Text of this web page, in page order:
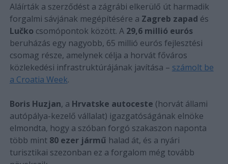
Aláírták a szerződést a zágrábi elkerülő út harmadik
forgalmi sávjának megépítésére a Zagreb zapad és
Lučko csomópontok között. A 29,6 millió eurós
beruházás egy nagyobb, 65 millió eurós fejlesztési
csomag része, amelynek célja a horvát főváros
közlekedési infrastruktúrájának javítása – számolt be
a Croatia Week.
Boris Huzjan, a Hrvatske autoceste (horvát állami
autópálya-kezelő vállalat) igazgatóságának elnöke
elmondta, hogy a szóban forgó szakaszon naponta
több mint 80 ezer jármű halad át, és a nyári
turisztikai szezonban ez a forgalom még tovább